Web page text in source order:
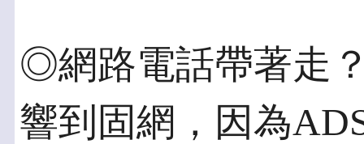
◎網路電話帶著走
響到固網，因為